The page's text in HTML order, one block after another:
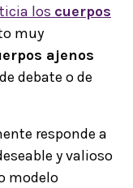
los cuerpos
muy
ajenos
debate o de
responde a
y valioso
modelo